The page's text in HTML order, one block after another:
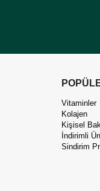
Vitaminler
Kolajen
Kişisel
İndirimli
Sindirim